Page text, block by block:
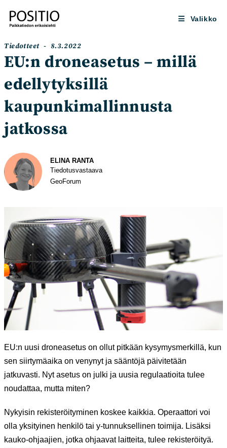
suoraan
sisältöön
Valikko
Artikkelin
kategoria:
Tiedotteet
Artikkeli
julkaistu:
8.3.2022
EU:n droneasetus – millä
edellytyksillä
kaupunkimallinnusta
jatkossa
Kirjoittaja
ELINA RANTA
Tiedotus­vastaava
GeoForum
EU:n uusi droneasetus on ollut pitkään kysymysmerkillä, kun
sen siirtymäaika on venynyt ja sääntöjä päivitetään
jatkuvasti. Nyt asetus on julki ja uusia regulaatioita tulee
noudattaa, mutta miten?
Nykyisin rekisteröityminen koskee kaikkia. Operaattori voi
olla yksityinen henkilö tai y-tunnuksellinen toimija. Lisäksi
kauko-ohjaajien, jotka ohjaavat laitteita, tulee rekisteröityä.